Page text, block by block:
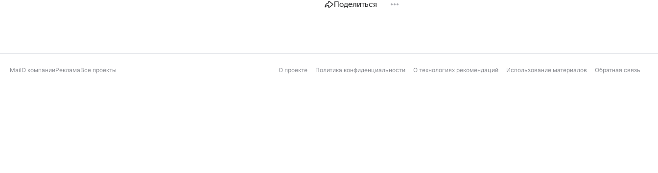
Поделиться
MailО компанииРекламаВсе проекты О проекте Политика конфиденциальности О технологиях рекомендаций Использование материалов Обратная связь